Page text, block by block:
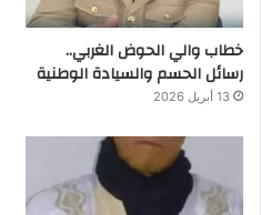
خطاب والي الحوض الغربي..
رسائل الحسم والسيادة الوطنية
13 أبريل 2026